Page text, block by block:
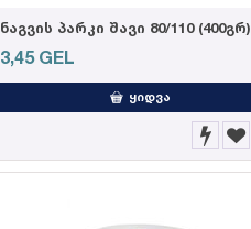
ნაგვის პარკი შავი 80/110 (400გრ)
3,45 GEL
ᲧᲘᲓᲕᲐ